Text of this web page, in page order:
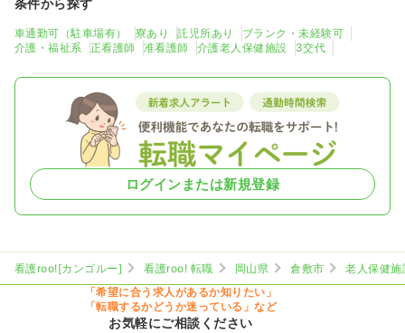
車通勤可（駐車場有） 寮あり 託児所あり
ブランク・未経験可
介護・福祉系
正看護師 准看護師 介護老人保健施設 3交代
ログインまたは新規登録
看護roo![カンゴルー] 看護roo! 転職 岡山県 倉敷市
老人保健
「希望に合う求人があるか知りたい」
「転職するかどうか迷っている」など
お気軽にご相談ください